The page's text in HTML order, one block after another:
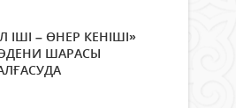
ІШІ – ӨНЕР КЕНІШІ»
ШАРАСЫ